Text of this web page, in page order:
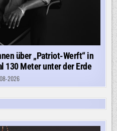
über „Patriot-Werft“ in
130 Meter unter der Erde
2026